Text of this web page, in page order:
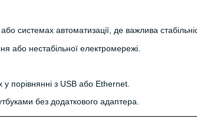
системах автоматизації, де важлива
або нестабільної електромережі.
у порівнянні з USB або Ethernet.
без додаткового адаптера.